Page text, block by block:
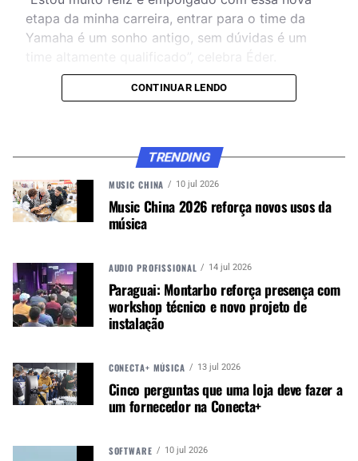
etapa da minha carreira, entrar para o time da
Yamaha é um sonho antigo, sem dúvidas é um
WhatsApp e no Google News.
Canal WhatsApp
Em sua nova posição na Yamaha, Éder terá como
expandir a penetração dos produtos da marca no
vibrante mercado musical de São Paulo. A
experiência acumulada de Éder em vendas e
mais a presença da Yamaha na região, conhecida
CONTINUAR LENDO
TRENDING
MUSIC CHINA 10 jul 2026
Music China 2026 reforça novos usos da
música
AUDIO PROFISSIONAL 14 jul 2026
Paraguai: Montarbo reforça presença com
workshop técnico e novo projeto de
instalação
CONECTA+ MÚSICA 13 jul 2026
Cinco perguntas que uma loja deve fazer a
um fornecedor na Conecta+
SOFTWARE 10 jul 2026